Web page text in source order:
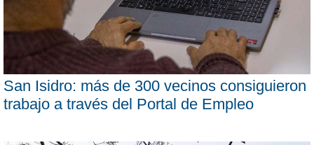
San Isidro: más de 300 vecinos consiguieron
trabajo a través del Portal de Empleo